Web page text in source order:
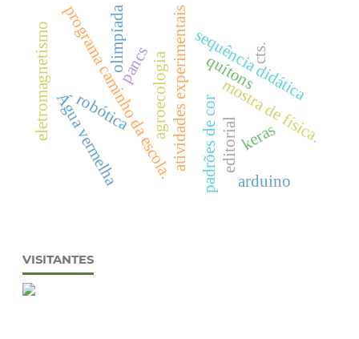
editorial
padrões de cor
atividades experimentais mostra de física.
programa caminho da escola. quítons
olimpíada
robótica
keras
sequência didática
cts.
Água vermelha agroecologia
eletromagnetismo
arduino
pancs
VISITANTES